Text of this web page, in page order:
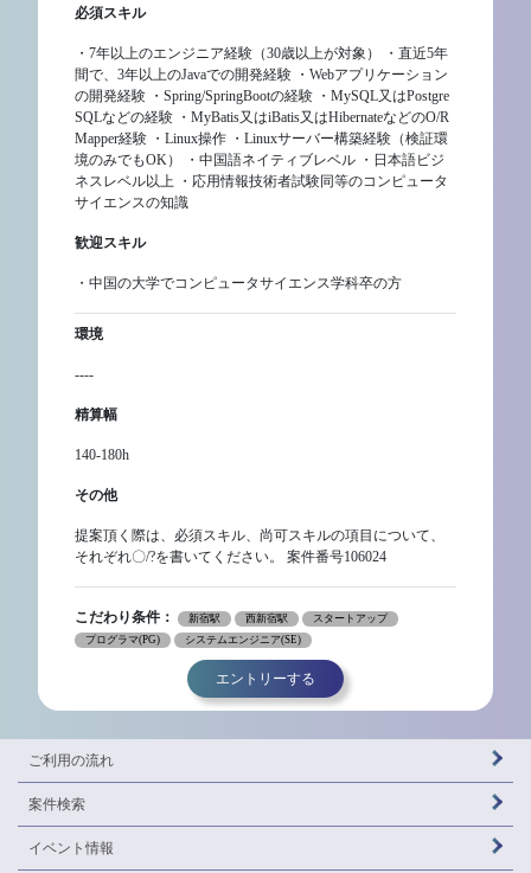
必須スキル
・7年以上のエンジニア経験（30歳以上が対象） ・直近5年
間で、3年以上のJavaでの開発経験 ・Webアプリケーション
の開発経験 ・Spring/SpringBootの経験 ・MySQL又はPostgre
SQLなどの経験 ・MyBatis又はiBatis又はHibernateなどのO/R
Mapper経験 ・Linux操作 ・Linuxサーバー構築経験（検証環
境のみでもOK） ・中国語ネイティブレベル ・日本語ビジ
ネスレベル以上 ・応用情報技術者試験同等のコンピュータ
サイエンスの知識
歓迎スキル
・中国の大学でコンピュータサイエンス学科卒の方
環境
----
精算幅
140-180h
その他
提案頂く際は、必須スキル、尚可スキルの項目について、
それぞれ〇/?を書いてください。 案件番号106024
こだわり条件： 新宿駅 西新宿駅
スタートアップ
プログラマ(PG)
システムエンジニア(SE)
エントリーする
ご利用の流れ
案件検索
イベント情報